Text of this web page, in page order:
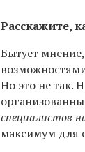
Расскажите,
Бытует
Но это не так.
специалистов
максимум для